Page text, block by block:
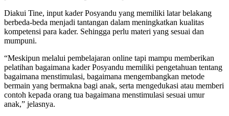
Diakui Tine, input kader Posyandu yang memiliki latar belakang
berbeda-beda menjadi tantangan dalam meningkatkan kualitas
kompetensi para kader. Sehingga perlu materi yang sesuai dan
mumpuni.
“Meskipun melalui pembelajaran online tapi mampu memberikan
pelatihan bagaimana kader Posyandu memiliki pengetahuan tentang
bagaimana menstimulasi, bagaimana mengembangkan metode
bermain yang bermakna bagi anak, serta mengedukasi atau memberi
contoh kepada orang tua bagaimana menstimulasi sesuai umur
anak,” jelasnya.